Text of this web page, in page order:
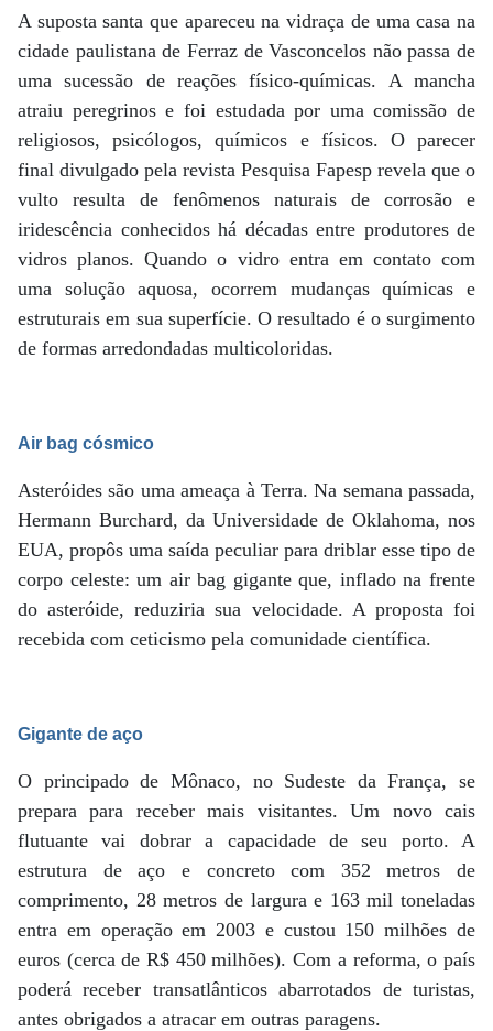
A suposta santa que apareceu na vidraça de uma casa na
cidade paulistana de Ferraz de Vasconcelos não passa de
uma sucessão de reações físico-químicas. A mancha
atraiu peregrinos e foi estudada por uma comissão de
religiosos, psicólogos, químicos e físicos. O parecer
final divulgado pela revista Pesquisa Fapesp revela que o
vulto resulta de fenômenos naturais de corrosão e
iridescência conhecidos há décadas entre produtores de
vidros planos. Quando o vidro entra em contato com
uma solução aquosa, ocorrem mudanças químicas e
estruturais em sua superfície. O resultado é o surgimento
de formas arredondadas multicoloridas.
Air bag cósmico
Asteróides são uma ameaça à Terra. Na semana passada,
Hermann Burchard, da Universidade de Oklahoma, nos
EUA, propôs uma saída peculiar para driblar esse tipo de
corpo celeste: um air bag gigante que, inflado na frente
do asteróide, reduziria sua velocidade. A proposta foi
recebida com ceticismo pela comunidade científica.
Gigante de aço
O principado de Mônaco, no Sudeste da França, se
prepara para receber mais visitantes. Um novo cais
flutuante vai dobrar a capacidade de seu porto. A
estrutura de aço e concreto com 352 metros de
comprimento, 28 metros de largura e 163 mil toneladas
entra em operação em 2003 e custou 150 milhões de
euros (cerca de R$ 450 milhões). Com a reforma, o país
poderá receber transatlânticos abarrotados de turistas,
antes obrigados a atracar em outras paragens.